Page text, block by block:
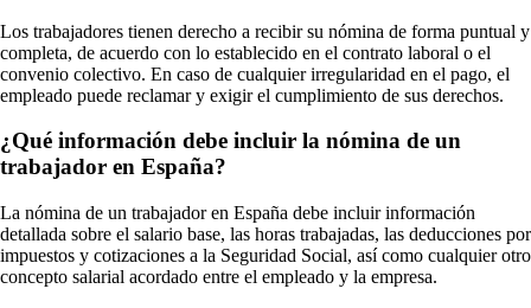
Los trabajadores tienen derecho a recibir su nómina de forma puntual y
completa, de acuerdo con lo establecido en el contrato laboral o el
convenio colectivo. En caso de cualquier irregularidad en el pago, el
empleado puede reclamar y exigir el cumplimiento de sus derechos.
¿Qué información debe incluir la nómina de un
trabajador en España?
La nómina de un trabajador en España debe incluir información
detallada sobre el salario base, las horas trabajadas, las deducciones por
impuestos y cotizaciones a la Seguridad Social, así como cualquier otro
concepto salarial acordado entre el empleado y la empresa.